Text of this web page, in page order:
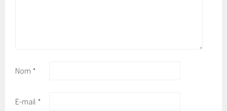
Nom *
E-mail *